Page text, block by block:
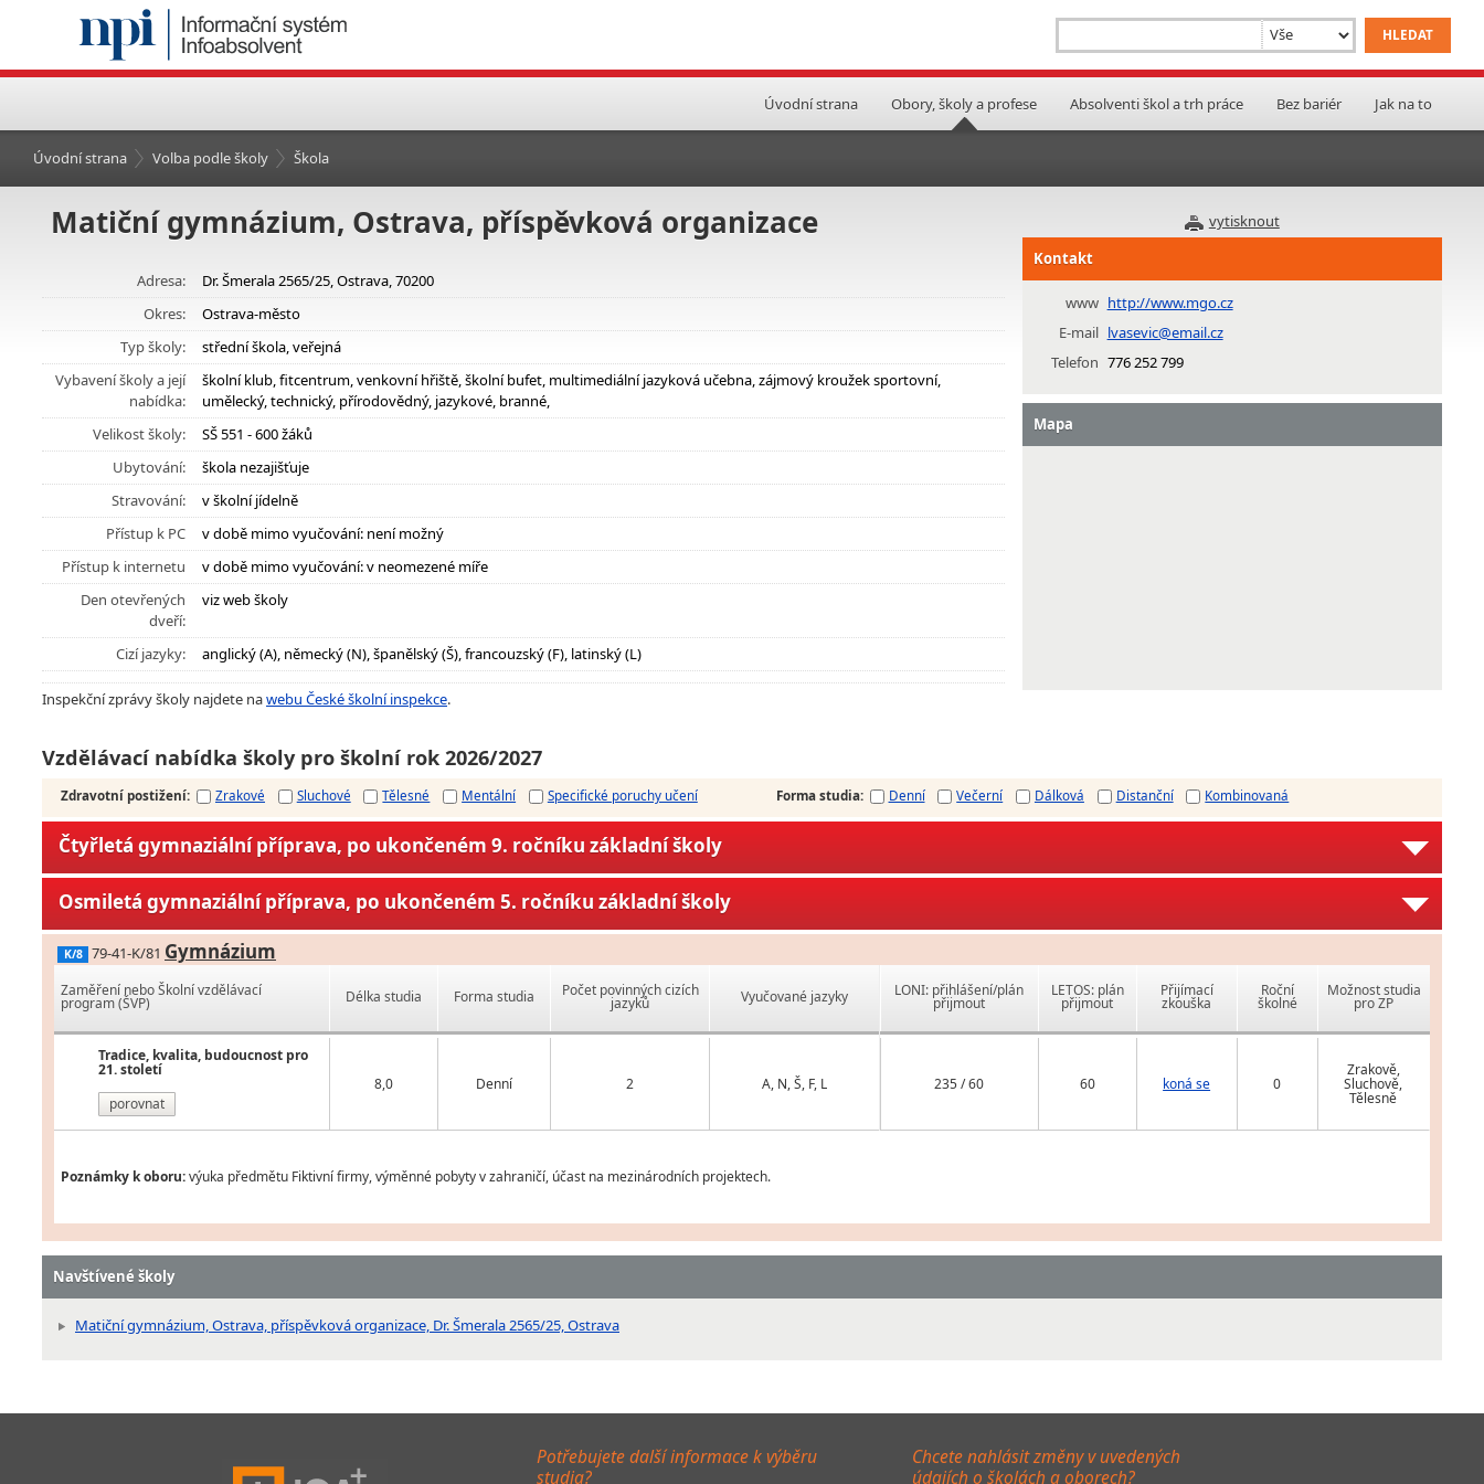
Úvodní strana Obory, školy a profese Absolventi škol a trh práce Bez bariér Jak na to
Úvodní strana Volba podle školy Škola
vytisknout
Matiční gymnázium, Ostrava, příspěvková organizace
Adresa:
Dr. Šmerala 2565/25, Ostrava, 70200
Okres:
Ostrava-město
Typ školy:
střední škola, veřejná
Vybavení školy a její
nabídka:
školní klub, fitcentrum, venkovní hřiště, školní bufet, multimediální jazyková učebna, zájmový kroužek sportovní,
umělecký, technický, přírodovědný, jazykové, branné,
Velikost školy:
SŠ 551 - 600 žáků
Ubytování:
škola nezajišťuje
Stravování:
v školní jídelně
Přístup k PC
v době mimo vyučování: není možný
Přístup k internetu
v době mimo vyučování: v neomezené míře
Den otevřených
dveří:
viz web školy
Cizí jazyky: anglický (A), německý (N), španělský (Š), francouzský (F), latinský (L)
Inspekční zprávy školy najdete nawebu České školní inspekce.
Kontakt
www http://www.mgo.cz
E-mail lvasevic@email.cz
Telefon 776 252 799
Mapa
Vzdělávací nabídka školy pro školní rok 2026/2027
Zdravotní postižení: Zrakové Sluchové Tělesné Mentální Specifické poruchy učení Forma studia: Denní Večerní Dálková Distanční Kombinovaná
Čtyřletá gymnaziální příprava, po ukončeném 9. ročníku základní školy
Osmiletá gymnaziální příprava, po ukončeném 5. ročníku základní školy
K/8 79-41-K/81 Gymnázium
Zaměření nebo Školní vzdělávací
program (ŠVP)
Tradice, kvalita, budoucnost pro
21. století
porovnat
Délka studia Forma studia Počet povinných cizích
jazyků Vyučované jazyky
8,0 Denní 2 A, N, Š, F, L
LONI: přihlášení/plán
přijmout
LETOS: plán
přijmout
Přijímací
zkouška
Roční
školné
Možnost studia
pro ZP
235 / 60 60 koná se 0
Zrakově,
Sluchově,
Tělesně
Poznámky k oboru:výuka předmětu Fiktivní firmy, výměnné pobyty v zahraničí, účast na mezinárodních projektech.
Navštívené školy
Matiční gymnázium, Ostrava, příspěvková organizace, Dr. Šmerala 2565/25, Ostrava
Potřebujete další informace k výběru
studia?
Chcete nahlásit změny v uvedených
údajích o školách a oborech?